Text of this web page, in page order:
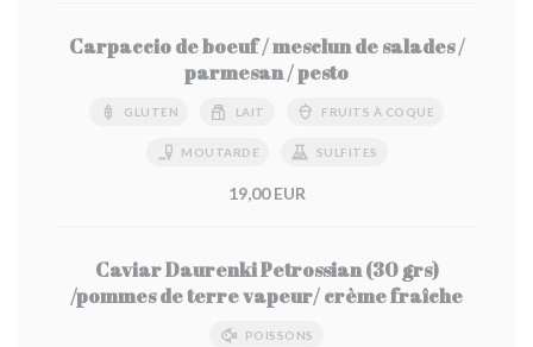
Carpaccio de boeuf / mesclun de salades /
parmesan / pesto
GLUTEN LAIT FRUITS À COQUE
MOUTARDE SULFITES
19,00 EUR
Caviar Daurenki Petrossian (30 grs)
/pommes de terre vapeur/ crème fraîche
POISSONS